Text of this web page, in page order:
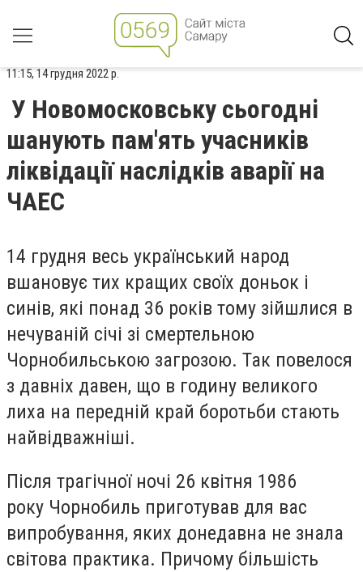
11:15, 14 грудня 2022 р.
У Новомосковську сьогодні
шанують пам'ять учасників
ліквідації наслідків аварії на
ЧАЕС
14 грудня весь український народ
вшановує тих кращих своїх доньок і
синів, які понад 36 років тому зійшлися в
нечуваній січі зі смертельною
Чорнобильською загрозою. Так повелося
з давніх давен, що в годину великого
лиха на передній край боротьби стають
найвідважніші.
Після трагічної ночі 26 квітня 1986
року Чорнобиль приготував для вас
випробування, яких донедавна не знала
світова практика. Причому більшість